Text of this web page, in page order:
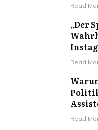
Read
„Der
Read
Read